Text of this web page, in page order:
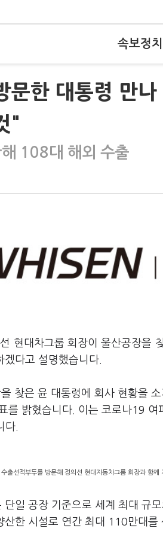
속보정치
문한 대통령 만
"
108대 해외 수출
현대차그룹 회장이 울산공장을
다고 설명했습니다.
찾은 윤 대통령에 회사 현황을
를 밝혔습니다. 이는 코로나19
다.
출선적부두를 방문해 정의선 현대자동차그룹 회장과 함
일 공장 기준으로 세계 최대 규
산한 시설로 연간 최대 110만대